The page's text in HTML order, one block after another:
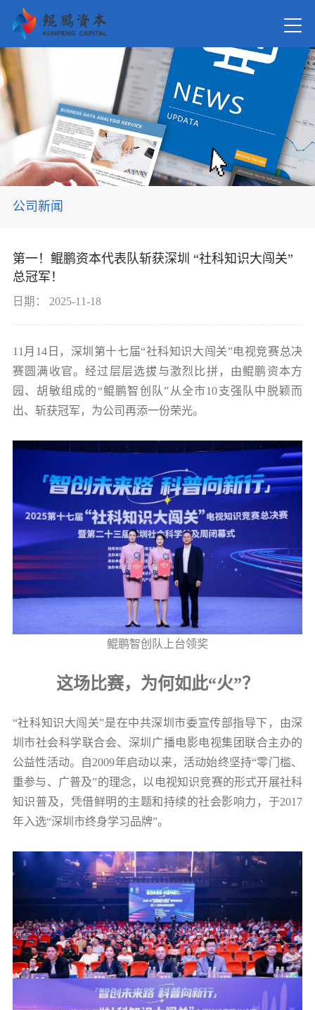
关于我
新闻资
党的建
联系我
公司新闻
第一！鲲鹏资本代表队斩获深圳 “社科知识大闯关”
总冠军！
日期： 2025-11-18
11月14日，深圳第十七届“社科知识大闯关”电视竞赛总决
赛圆满收官。经过层层选拔与激烈比拼，由鲲鹏资本方
园、胡敏组成的“鲲鹏智创队”从全市10支强队中脱颖而
出、斩获冠军，为公司再添一份荣光。
鲲鹏智创队上台领奖
这场比赛，为何如此“火”？
“社科知识大闯关”是在中共深圳市委宣传部指导下，由深
圳市社会科学联合会、深圳广播电影电视集团联合主办的
公益性活动。自2009年启动以来，活动始终坚持“零门槛、
重参与、广普及”的理念，以电视知识竞赛的形式开展社科
知识普及，凭借鲜明的主题和持续的社会影响力，于2017
年入选“深圳市终身学习品牌”。